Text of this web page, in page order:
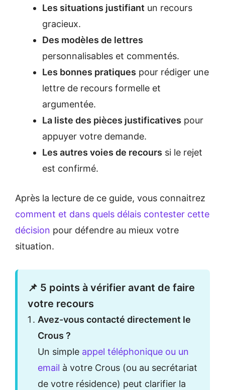
Les situations justifiant un recours
gracieux.
Des modèles de lettres
personnalisables et commentés.
Les bonnes pratiques pour rédiger une
lettre de recours formelle et
argumentée.
La liste des pièces justificatives pour
appuyer votre demande.
Les autres voies de recours si le rejet
est confirmé.
Après la lecture de ce guide, vous connaitrez
comment et dans quels délais contester cette
décision pour défendre au mieux votre
situation.
📌 5 points à vérifier avant de faire
votre recours
Avez-vous contacté directement le
Crous ?
Un simple appel téléphonique ou un
email à votre Crous (ou au secrétariat
de votre résidence) peut clarifier la